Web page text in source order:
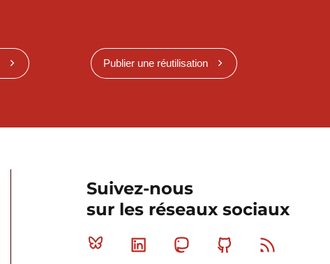
Publier une réutilisation
Suivez-nous
sur les réseaux sociaux
Bluesky Linkedin MastodonGithub